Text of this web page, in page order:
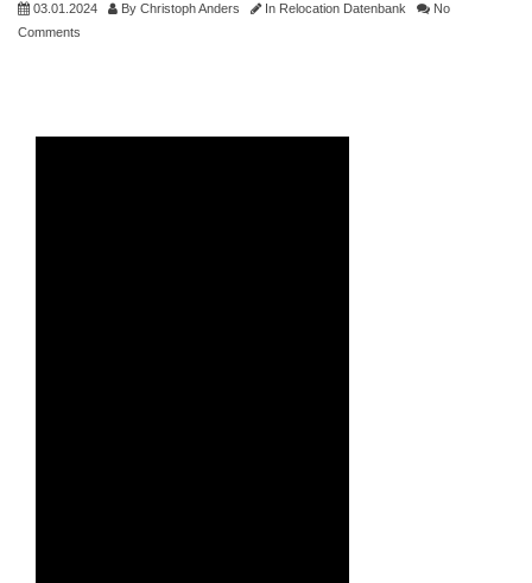
03.01.2024 By Christoph Anders In Relocation Datenbank
No
Comments